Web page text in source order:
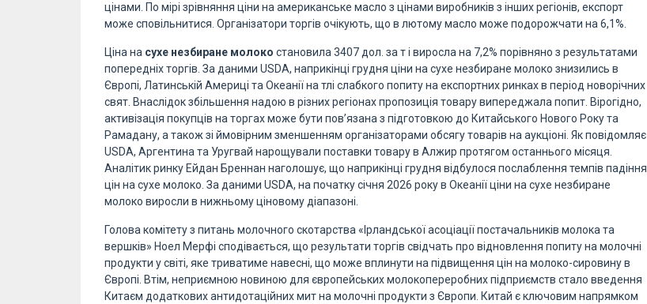
цінами. По мірі зрівняння ціни на американське масло з цінами виробників з інших регіонів, експорт
може сповільнитися. Організатори торгів очікують, що в лютому масло може подорожчати на 6,1%.
Ціна на сухе незбиране молоко становила 3407 дол. за т і виросла на 7,2% порівняно з результатами
попередніх торгів. За даними USDA, наприкінці грудня ціни на сухе незбиране молоко знизились в
Європі, Латинській Америці та Океанії на тлі слабкого попиту на експортних ринках в період новорічних
свят. Внаслідок збільшення надою в різних регіонах пропозиція товару випереджала попит. Вірогідно,
активізація покупців на торгах може бути пов’язана з підготовкою до Китайського Нового Року та
Рамадану, а також зі ймовірним зменшенням організаторами обсягу товарів на аукціоні. Як повідомляє
USDA, Аргентина та Уругвай нарощували поставки товару в Алжир протягом останнього місяця.
Аналітик ринку Ейдан Бреннан наголошує, що наприкінці грудня відбулося послаблення темпів падіння
цін на сухе молоко. За даними USDA, на початку січня 2026 року в Океанії ціни на сухе незбиране
молоко виросли в нижньому ціновому діапазоні.
Голова комітету з питань молочного скотарства «Ірландської асоціації постачальників молока та
вершків» Ноел Мерфі сподівається, що результати торгів свідчать про відновлення попиту на молочні
продукти у світі, яке триватиме навесні, що може вплинути на підвищення цін на молоко-сировину в
Європі. Втім, неприємною новиною для європейських молокопереробних підприємств стало введення
Китаєм додаткових антидотаційних мит на молочні продукти з Європи. Китай є ключовим напрямком